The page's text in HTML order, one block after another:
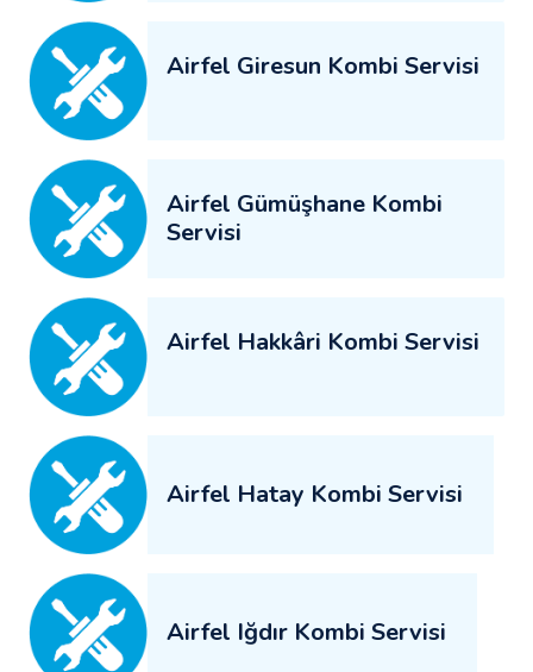
Airfel Giresun Kombi Servisi
Airfel Gümüşhane Kombi
Servisi
Airfel Hakkâri Kombi Servisi
Airfel Hatay Kombi Servisi
Airfel Iğdır Kombi Servisi